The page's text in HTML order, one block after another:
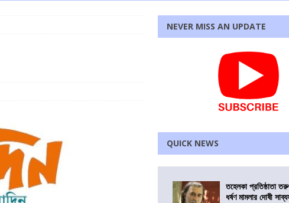
তৃণমূল? কাকলি ঘোষদস্তিদারের সঙ্গে একান্তে কথা সাংসদ রাজীব কুমারের
NEVER MISS AN UPDATE
QUICK NEWS
তহেলকা প্রতিষ্ঠাতা
ধর্ষণ মামলার দোষী